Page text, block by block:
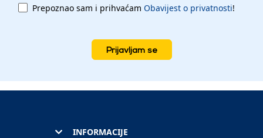
Prepoznao sam i prihvaćam Obavijest o privatnosti!
Prijavljam se
INFORMACIJE